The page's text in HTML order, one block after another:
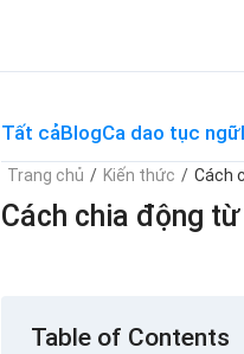
Tất cảBlogCa dao tục ngữ
Trang chủ / Kiến thức / Cách
Cách chia động
Table of Contents